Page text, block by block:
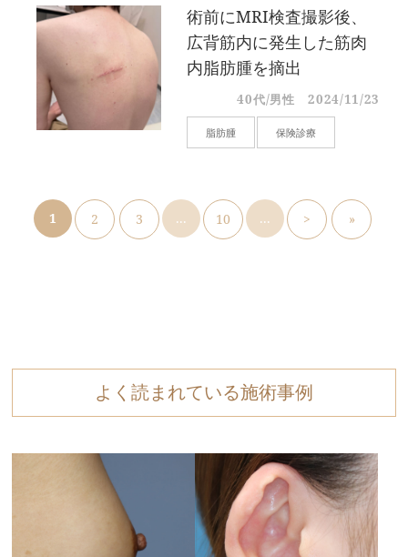
術前にMRI検査撮影後、
広背筋内に発生した筋肉
内脂肪腫を摘出
40代/男性 2024/11/23
脂肪腫 保険診療
1 2 3 ... 10 ... > »
よく読まれている施術事例